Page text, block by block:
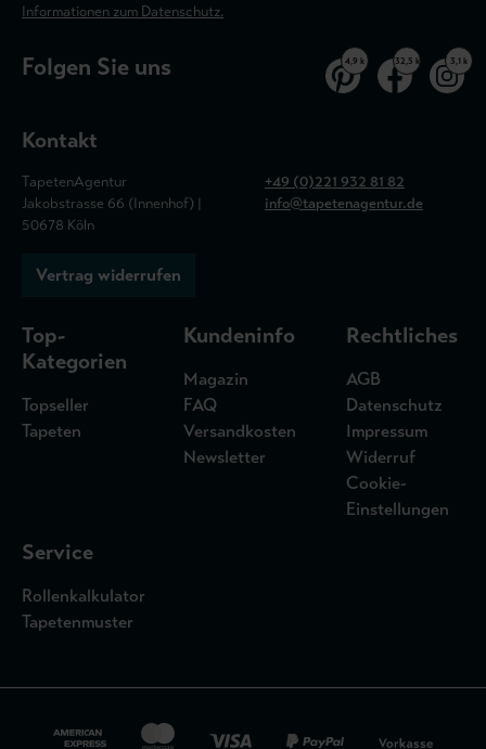
Informationen zum Datenschutz.
Folgen Sie uns 4,9 k 32,5 k 3,1 k
Kontakt
TapetenAgentur
Jakobstrasse 66 (Innenhof) |
50678 Köln
+49 (0)221 932 81 82
info@tapetenagentur.de
Vertrag widerrufen
Top-
Kategorien
Topseller
Tapeten
Kundeninfo
Magazin
FAQ
Versandkosten
Newsletter
Rechtliches
AGB
Datenschutz
Impressum
Widerruf
Cookie-
Einstellungen
Service
Rollenkalkulator
Tapetenmuster